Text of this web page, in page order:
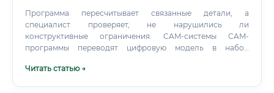
Программа пересчитывает связанные детали, а
специалист проверяет, не нарушились ли
конструктивные ограничения. CAM-системы CAM-
программы переводят цифровую модель в набор
Читать статью →